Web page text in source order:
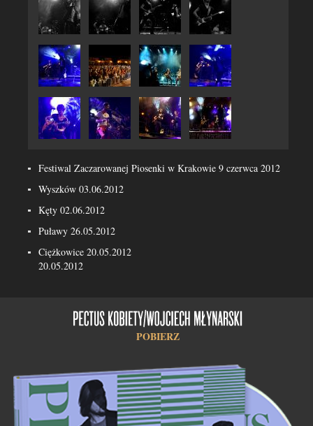
Festiwal Zaczarowanej Piosenki w Krakowie 9 czerwca 2012
Wyszków 03.06.2012
Kęty 02.06.2012
Puławy 26.05.2012
Ciężkowice 20.05.2012
20.05.2012
POBIERZ